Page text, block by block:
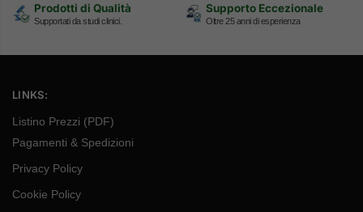
Prodotti di Qualità
Supportati da studi clinici.
Supporto Eccezionale
Oltre 25 anni di esperienza
LINKS:
Listino Prezzi (PDF)
Pagamenti & Spedizioni
Privacy Policy
Cookie Policy